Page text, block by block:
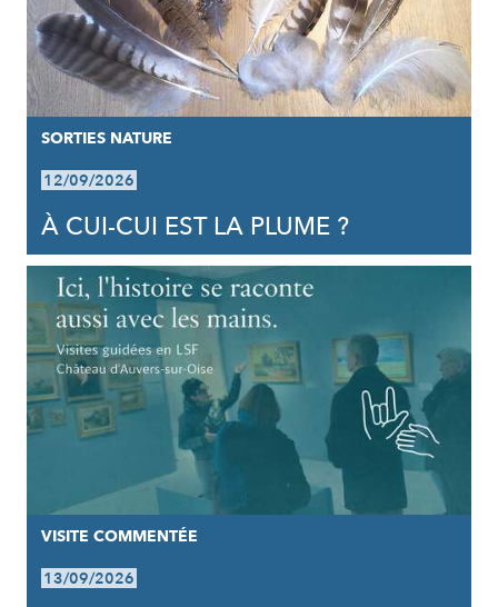
SORTIES NATURE
12/09/2026
À CUI-CUI EST LA PLUME ?
VISITE COMMENTÉE
13/09/2026